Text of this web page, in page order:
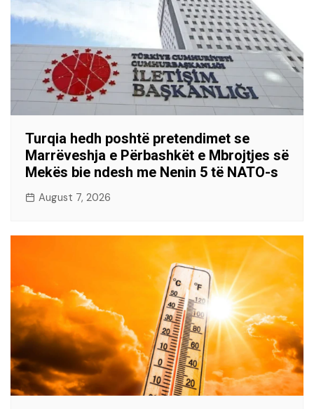
Turqia hedh poshtë pretendimet se
Marrëveshja e Përbashkët e Mbrojtjes së
Mekës bie ndesh me Nenin 5 të NATO-s
August 7, 2026